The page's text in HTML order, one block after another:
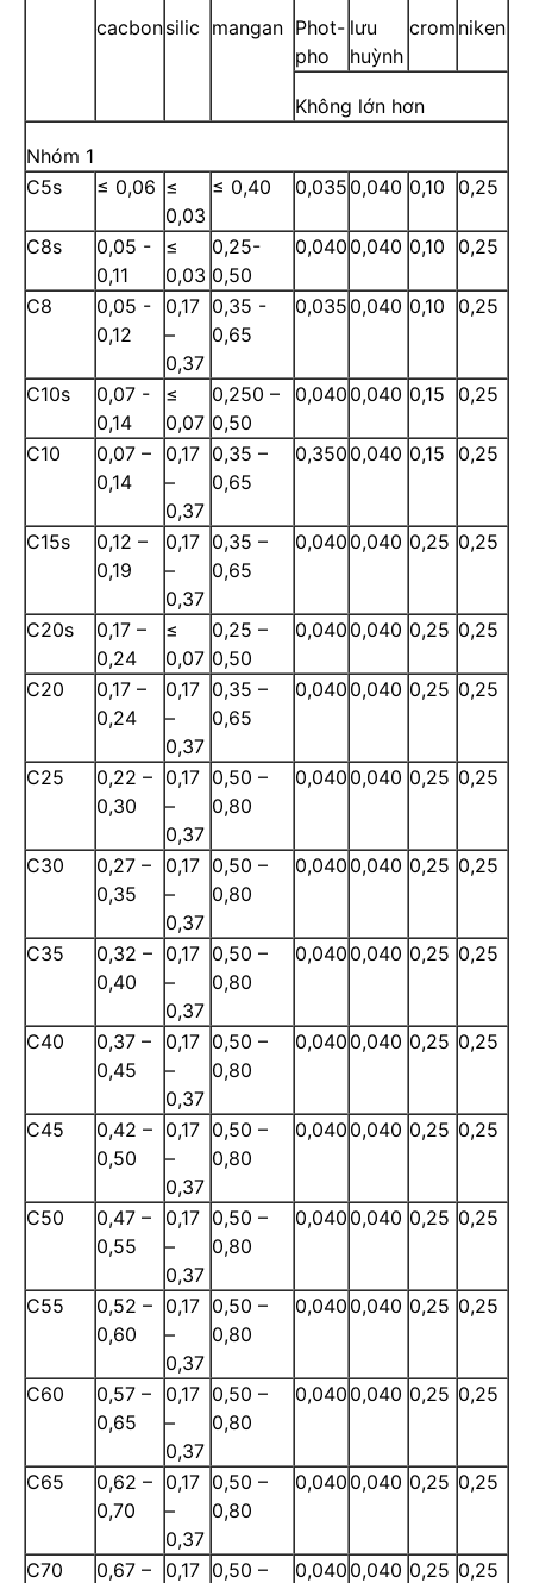
cacbonsilic mangan Phot-
pho
lưu
huỳnh
crom niken
Không lớn hơn
Nhóm 1
C5s
≤ 0,06 ≤
0,03
≤ 0,40 0,035 0,040 0,10 0,25
C8s
0,05 -
0,11
≤
0,03
0,25-
0,50
0,040 0,040 0,10 0,25
C8
0,05 -
0,12
0,17
–
0,37
0,35 -
0,65
0,035 0,040 0,10 0,25
C10s
0,07 -
0,14
≤
0,07
0,250 –
0,50
0,040 0,040 0,15 0,25
C10
0,07 –
0,14
0,17
–
0,37
0,35 –
0,65
0,350 0,040 0,15 0,25
C15s
0,12 –
0,19
0,17
–
0,37
0,35 –
0,65
0,040 0,040 0,25 0,25
C20s
0,17 –
0,24
≤
0,07
0,25 –
0,50
0,040 0,040 0,25 0,25
C20
0,17 –
0,24
0,17
–
0,37
0,35 –
0,65
0,040 0,040 0,25 0,25
C25
0,22 –
0,30
0,17
–
0,37
0,50 –
0,80
0,040 0,040 0,25 0,25
C30
0,27 –
0,35
0,17
–
0,37
0,50 –
0,80
0,040 0,040 0,25 0,25
C35
0,32 –
0,40
0,17
–
0,37
0,50 –
0,80
0,040 0,040 0,25 0,25
C40
0,37 –
0,45
0,17
–
0,37
0,50 –
0,80
0,040 0,040 0,25 0,25
C45
0,42 –
0,50
0,17
–
0,37
0,50 –
0,80
0,040 0,040 0,25 0,25
C50
0,47 –
0,55
0,17
–
0,37
0,50 –
0,80
0,040 0,040 0,25 0,25
C55
0,52 –
0,60
0,17
–
0,37
0,50 –
0,80
0,040 0,040 0,25 0,25
C60
0,57 –
0,65
0,17
–
0,37
0,50 –
0,80
0,040 0,040 0,25 0,25
C65
0,62 –
0,70
0,17
–
0,37
0,50 –
0,80
0,040 0,040 0,25 0,25
C70 0,67 – 0,17 0,50 – 0,040 0,040 0,25 0,25